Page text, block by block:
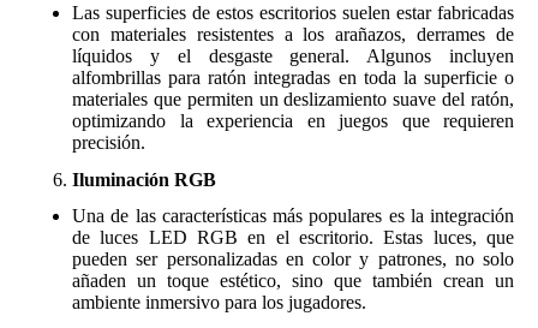
Las superficies de estos escritorios suelen estar fabricadas
con materiales resistentes a los arañazos, derrames de
líquidos y el desgaste general. Algunos incluyen
alfombrillas para ratón integradas en toda la superficie o
materiales que permiten un deslizamiento suave del ratón,
optimizando la experiencia en juegos que requieren
precisión.
Iluminación RGB
Una de las características más populares es la integración
de luces LED RGB en el escritorio. Estas luces, que
pueden ser personalizadas en color y patrones, no solo
añaden un toque estético, sino que también crean un
ambiente inmersivo para los jugadores.